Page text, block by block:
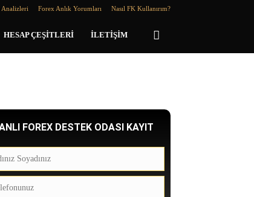
Analizleri Forex Anlık Yorumları Nasıl FK Kullanırım?
HESAP ÇEŞITLERI İLETIŞIM
FOREX DESTEK ODASI KAYIT